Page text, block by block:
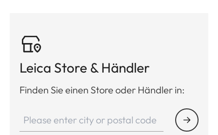
Leica Store & Händler
Finden Sie einen Store oder Händler in: